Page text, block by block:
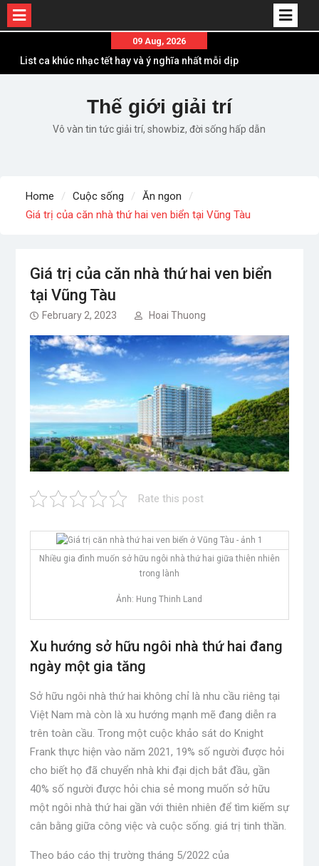
content
09 Aug, 2026
Em ơi lên phố – Minh Vương: Màn comeback
Những ca khúc nhạc xuân “sặc mùi” quảng cáo
nhưng vẫn ấn tượng
Lời bài hát Làm Gì Phải Hốt – Sản phẩm âm nhạc
List ca khúc nhạc tết hay và ý nghĩa nhất mỗi dịp
xuân về
Thế giới giải trí
Vô vàn tin tức giải trí, showbiz, đời sống hấp dẫn
Home Cuộc sống
Ăn ngon
Giá trị của căn nhà thứ hai ven biển tại Vũng Tàu
Giá trị của căn nhà thứ hai ven biển
tại Vũng Tàu
February 2, 2023 Hoai Thuong
Rate this post
Nhiều gia đình muốn sở hữu ngôi nhà thứ hai giữa thiên nhiên
trong lành
Ảnh: Hung Thinh Land
Xu hướng sở hữu ngôi nhà thứ hai đang
ngày một gia tăng
Sở hữu ngôi nhà thứ hai không chỉ là nhu cầu riêng tại
Việt Nam mà còn là xu hướng mạnh mẽ đang diễn ra
trên toàn cầu. Trong một cuộc khảo sát do Knight
Frank thực hiện vào năm 2021, 19% số người được hỏi
cho biết họ đã chuyển nhà khi đại dịch bắt đầu, gần
40% số người được hỏi chia sẻ mong muốn sở hữu
một ngôi nhà thứ hai gần với thiên nhiên để tìm kiếm sự
cân bằng giữa công việc và cuộc sống. giá trị tinh thần.
Theo báo cáo thị trường tháng 5/2022 của